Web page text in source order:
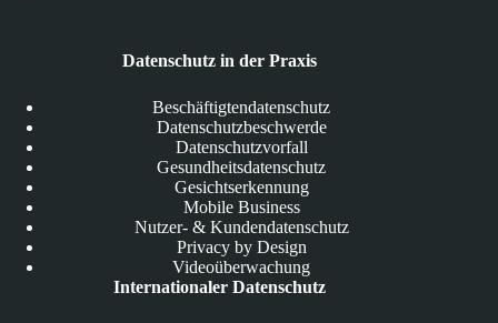
Datenschutz in der Praxis
Beschäftigtendatenschutz
Datenschutzbeschwerde
Datenschutzvorfall
Gesundheitsdatenschutz
Gesichtserkennung
Mobile Business
Nutzer- & Kundendatenschutz
Privacy by Design
Videoüberwachung
Internationaler Datenschutz